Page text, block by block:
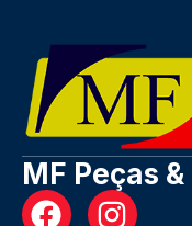
MF Peças